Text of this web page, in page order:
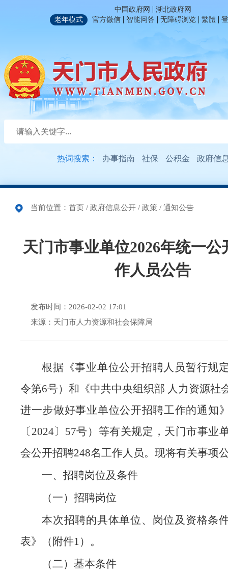
中国政府网 | 湖北政府网
老年模式
官方微信 | 智能问答 | 无障碍浏览 | 繁體 |
热词搜索： 办事指南 社保 公积金 政府信
当前位置： 首页 / 政府信息公开 / 政策 / 通知公告
天门市事业单位2026年统一公
作人员公告
发布时间：2026-02-02 17:01
来源：天门市人力资源和社会保障局
根据《事业单位公开招聘人员暂行规
令第6号）和《中共中央组织部 人力资源社
进一步做好事业单位公开招聘工作的通知
〔2024〕57号）等有关规定，天门市事业
会公开招聘248名工作人员。现将有关事项
一、招聘岗位及条件
（一）招聘岗位
本次招聘的具体单位、岗位及资格条
表》（附件1）。
（二）基本条件